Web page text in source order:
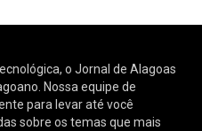
o Jornal de Alagoas
Nossa equipe de
para levar até você
sobre os temas que mais